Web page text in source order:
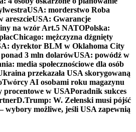
USA: morderstwo Roba
areszcieUSA: Gwarancje
na wzór Art.5 NATOPolska:
Chicago: mężczyzna dźgnięty
dyrektor BLM w Oklahoma City
3 mln dolarówUSA: powódź w
media społecznościowe dla osób
przekazała USA skorygowaną
Twórcy AI osobami roku magazynu
procentowe w USAPoradnik sukces
D.Trump: W. Zełenski musi pójść
wybory możliwe, jeśli USA zapewnią